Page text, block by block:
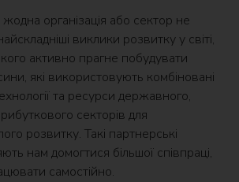
організація або сектор не
виклики розвитку у світі,
активно прагне побудувати
які використовують комбіновані
та ресурси державного,
секторів для
розвитку. Такі партнерські
нам домогтися більшої співпраці,
самостійно.